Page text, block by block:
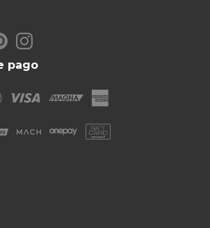
pago